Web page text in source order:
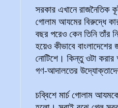
সরকার এখানে রাজনৈতিক
গোলাম আযমের বিরুদ্ধে
বছর পরেও কেন তিনি তাঁর
হয়েও কীভাবে
নোটিশে। কিন্তু ওটা করার
গণ-আদালতের
চব্বিশে মার্চ গোলাম